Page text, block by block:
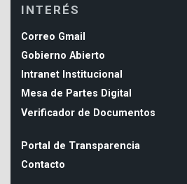
INTERÉS
Correo Gmail
Gobierno Abierto
Intranet Institucional
Mesa de Partes Digital
Verificador de Documentos
Portal de Transparencia
Contacto